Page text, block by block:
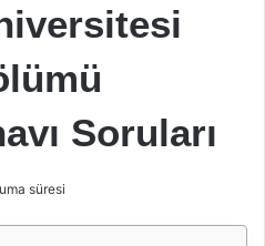
Soruları
süresi